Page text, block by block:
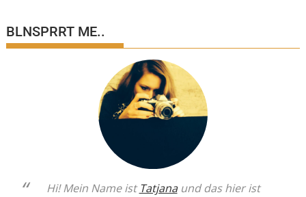
BLNSPRRT ME..
Hi! Mein Name ist Tatjanaund das hier ist